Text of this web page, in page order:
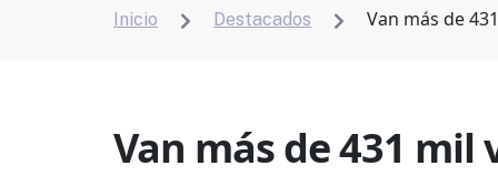
Inicio  Destacados  Van más de
Van más de 431